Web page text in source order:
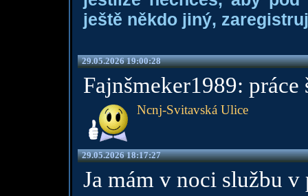
ještě někdo jiný,
29.05.2026 19:00:28
Fajnšmeker1989: práce
Ncnj-Svitavská Ulice
29.05.2026 18:17:27
Ja mám v noci službu v